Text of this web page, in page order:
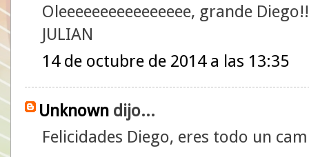
Oleeeeeeeeeeeeeeee, grande
JULIAN
14 de octubre de 2014 a las 13:35
Unknown dijo...
Felicidades Diego, eres todo un